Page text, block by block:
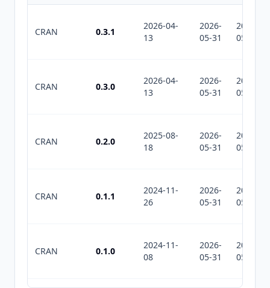
CRAN 0.3.1
2026-04-
13
2026-
05-31
2026-
05-31
CRAN 0.3.0
2026-04-
13
2026-
05-31
2026-
05-31
CRAN 0.2.0
2025-08-
18
2026-
05-31
2026-
05-31
CRAN 0.1.1
2024-11-
26
2026-
05-31
2026-
05-31
CRAN 0.1.0
2024-11-
08
2026-
05-31
2026-
05-31